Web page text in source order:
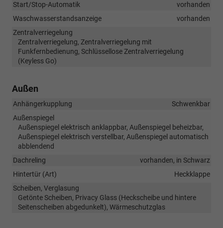
Start/Stop-Automatik
vorhanden
Waschwasserstandsanzeige
vorhanden
Zentralverriegelung
Zentralverriegelung, Zentralverriegelung mit
Funkfernbedienung, Schlüssellose Zentralverriegelung
(Keyless Go)
Außen
Anhängerkupplung
Schwenkbar
Außenspiegel
Außenspiegel elektrisch anklappbar, Außenspiegel beheizbar,
Außenspiegel elektrisch verstellbar, Außenspiegel automatisch
abblendend
Dachreling
vorhanden, in Schwarz
Hintertür (Art)
Heckklappe
Scheiben, Verglasung
Getönte Scheiben, Privacy Glass (Heckscheibe und hintere
Seitenscheiben abgedunkelt), Wärmeschutzglas